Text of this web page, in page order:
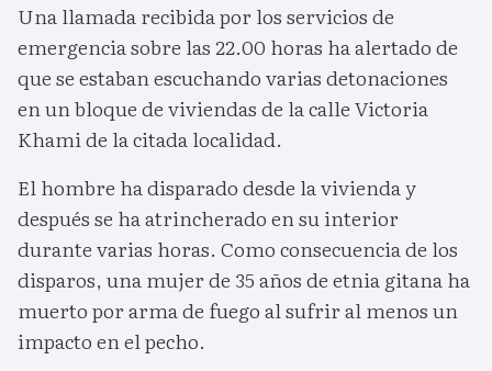
Una llamada recibida por los servicios de
emergencia sobre las 22.00 horas ha alertado de
que se estaban escuchando varias detonaciones
en un bloque de viviendas de la calle Victoria
Khami de la citada localidad.
El hombre ha disparado desde la vivienda y
después se ha atrincherado en su interior
durante varias horas. Como consecuencia de los
disparos, una mujer de 35 años de etnia gitana ha
muerto por arma de fuego al sufrir al menos un
impacto en el pecho.